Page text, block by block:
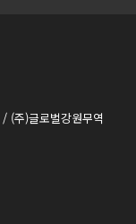
(주)글로벌강원무역